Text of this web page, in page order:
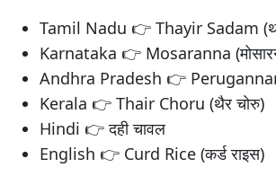
Tamil Nadu 👉 Thayir Sadam
Karnataka 👉 Mosaranna
Andhra Pradesh 👉
Kerala 👉 Thair Choru (थैर चोरु)
Hindi 👉 दही चावल
English 👉 Curd Rice (कर्ड राइस)